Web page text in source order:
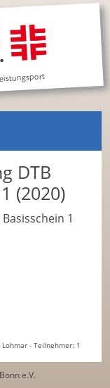
DTB
(2020)
1
- Teilnehmer: 1
e.V.